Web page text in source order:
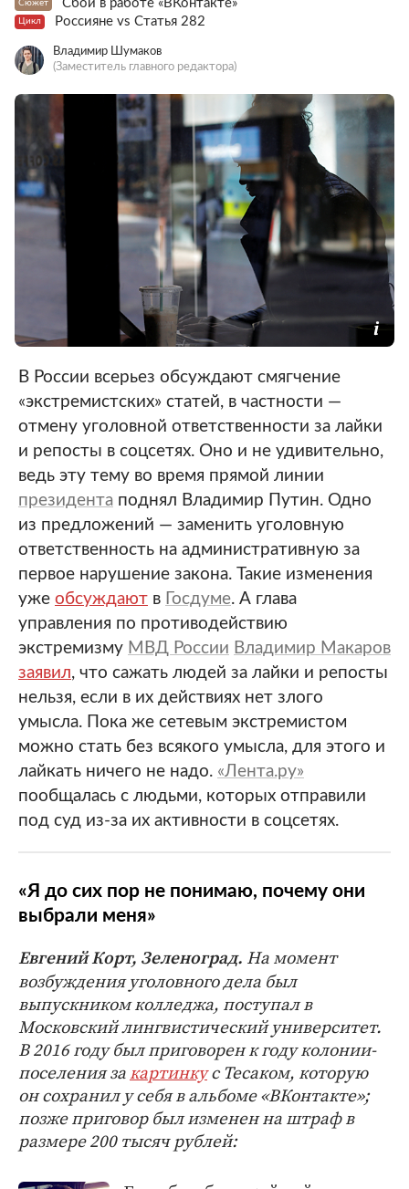
Сюжет Сбой в работе «ВКонтакте»
Цикл Россияне vs Статья 282
Владимир Шумаков
(Заместитель главного редактора)
В России всерьез обсуждают смягчение
«экстремистских» статей, в частности —
отмену уголовной ответственности за лайки
и репосты в соцсетях. Оно и не удивительно,
ведь эту тему во время прямой линии
президента поднял Владимир Путин. Одно
из предложений — заменить уголовную
ответственность на административную за
первое нарушение закона. Такие изменения
уже обсуждают в Госдуме. А глава
управления по противодействию
экстремизму МВД России Владимир Макаров
заявил, что сажать людей за лайки и репосты
нельзя, если в их действиях нет злого
умысла. Пока же сетевым экстремистом
можно стать без всякого умысла, для этого и
лайкать ничего не надо. «Лента.ру»
пообщалась с людьми, которых отправили
под суд из-за их активности в соцсетях.
«Я до сих пор не понимаю, почему они
выбрали меня»
Евгений Корт, Зеленоград. На момент
возбуждения уголовного дела был
выпускником колледжа, поступал в
Московский лингвистический университет.
В 2016 году был приговорен к году колонии-
поселения закартинкус Тесаком, которую
он сохранил у себя в альбоме «ВКонтакте»;
позже приговор был изменен на штраф в
размере 200 тысяч рублей: